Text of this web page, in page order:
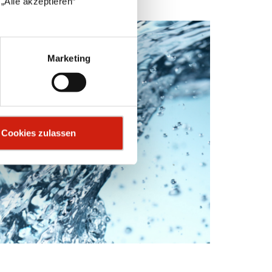
Marketing
Cookies zulassen